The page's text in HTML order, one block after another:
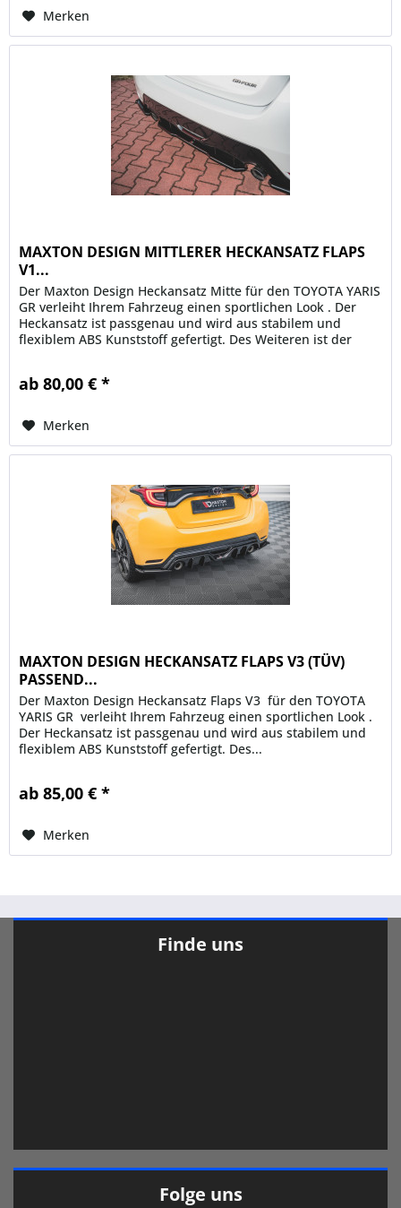
Merken
MAXTON DESIGN MITTLERER HECKANSATZ FLAPS
V1...
Der Maxton Design Heckansatz Mitte für den TOYOTA YARIS
GR verleiht Ihrem Fahrzeug einen sportlichen Look . Der
Heckansatz ist passgenau und wird aus stabilem und
flexiblem ABS Kunststoff gefertigt. Des Weiteren ist der
ab 80,00 € *
Merken
MAXTON DESIGN HECKANSATZ FLAPS V3 (TÜV)
PASSEND...
Der Maxton Design Heckansatz Flaps V3 für den TOYOTA
YARIS GR verleiht Ihrem Fahrzeug einen sportlichen Look .
Der Heckansatz ist passgenau und wird aus stabilem und
flexiblem ABS Kunststoff gefertigt. Des...
ab 85,00 € *
Merken
Finde uns
Folge uns